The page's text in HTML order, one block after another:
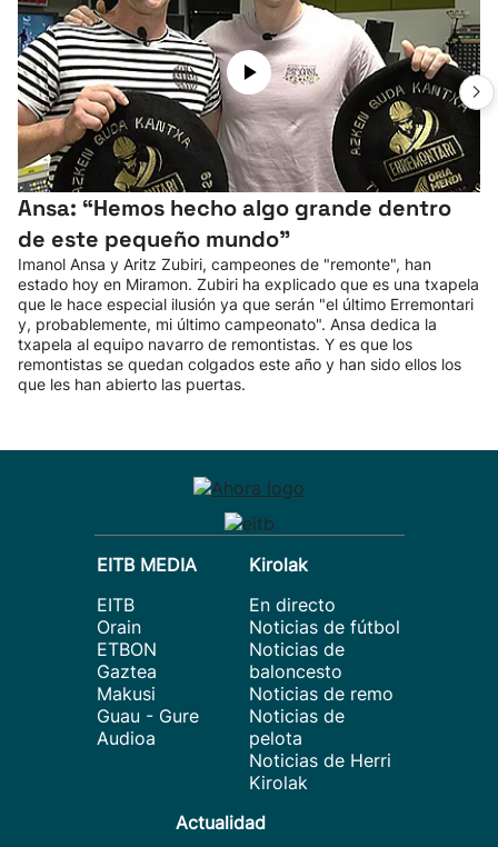
Ansa: “Hemos hecho algo grande dentro
de este pequeño mundo”
Imanol Ansa y Aritz Zubiri, campeones de "remonte", han
estado hoy en Miramon. Zubiri ha explicado que es una txapela
que le hace especial ilusión ya que serán "el último Erremontari
y, probablemente, mi último campeonato". Ansa dedica la
txapela al equipo navarro de remontistas. Y es que los
remontistas se quedan colgados este año y han sido ellos los
que les han abierto las puertas.
EITB MEDIA
EITB
Orain
ETBON
Gaztea
Makusi
Guau - Gure
Audioa
Kirolak
En directo
Noticias de fútbol
Noticias de
baloncesto
Noticias de remo
Noticias de
pelota
Noticias de Herri
Kirolak
Actualidad